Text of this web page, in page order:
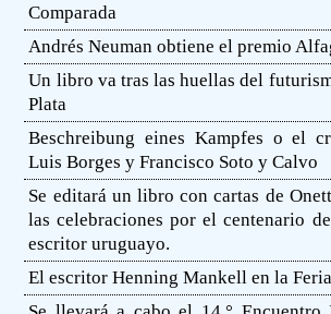
Comparada
Andrés Neuman obtiene el premio
Un libro va tras las huellas del
Plata
Beschreibung eines Kampfes o el
Luis Borges y Francisco Soto y Calvo
Se editará un libro con cartas de
las celebraciones por el centenario
escritor uruguayo.
El escritor Henning Mankell en la